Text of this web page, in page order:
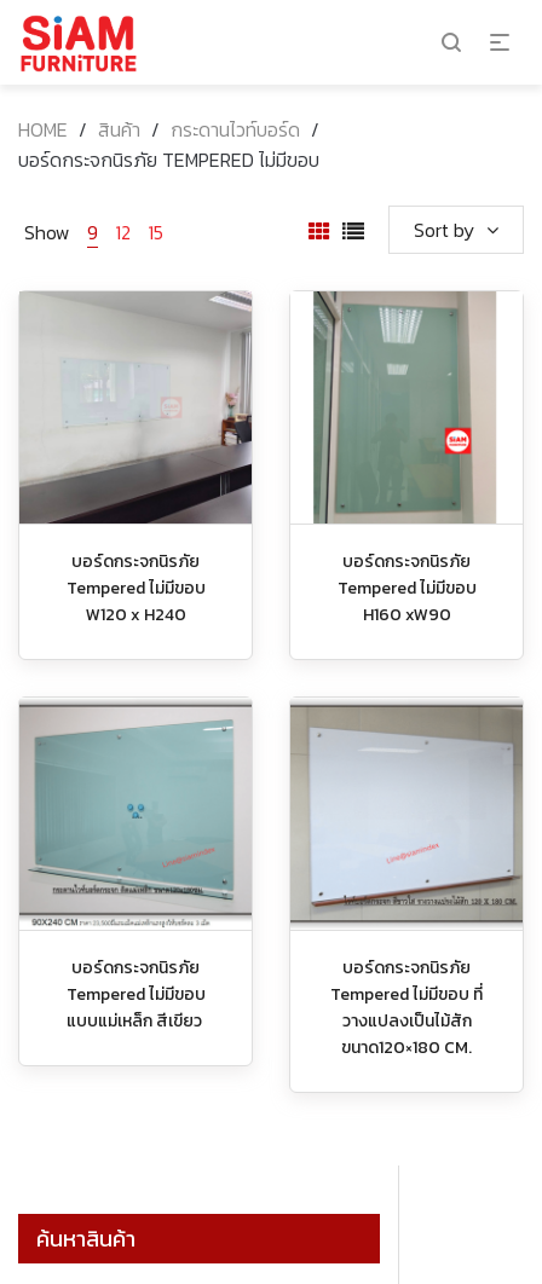
HOME / สินค้า / กระดานไวท์บอร์ด /
บอร์ดกระจกนิรภัย TEMPERED ไม่มีขอบ
Show 9 12 15 Sort by
บอร์ดกระจกนิรภัย
Tempered ไม่มีขอบ
W120 x H240
บอร์ดกระจกนิรภัย
Tempered ไม่มีขอบ
H160 xW90
บอร์ดกระจกนิรภัย
Tempered ไม่มีขอบ
แบบแม่เหล็ก สีเขียว
บอร์ดกระจกนิรภัย
Tempered ไม่มีขอบ ที่
วางแปลงเป็นไม้สัก
ขนาด120×180 CM.
ค้นหาสินค้า